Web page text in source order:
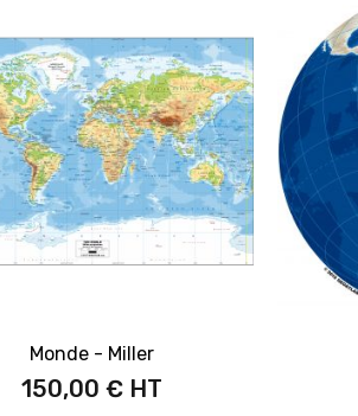
Monde - Miller
150,00 €